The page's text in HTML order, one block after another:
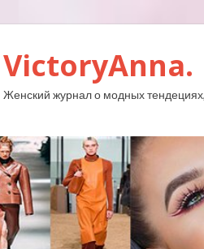
VictoryAnna.
Женский журнал о модных